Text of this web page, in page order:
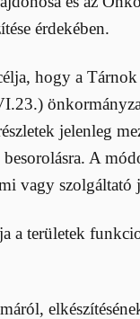
érdekében.
hogy a
jelenleg
A
vagy szolgáltató
a területek